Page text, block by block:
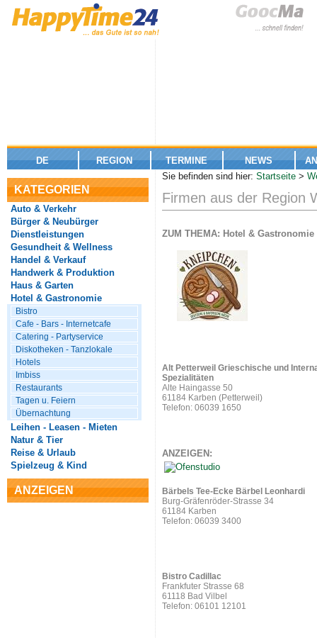
DE REGION TERMINE NEWS
KATEGORIEN
Auto & Verkehr
Bürger & Neubürger
Dienstleistungen
Gesundheit & Wellness
Handel & Verkauf
Handwerk & Produktion
Haus & Garten
Hotel & Gastronomie
Bistro
Cafe - Bars - Internetcafe
Catering - Partyservice
Diskotheken - Tanzlokale
Hotels
Imbiss
Restaurants
Tagen u. Feiern
Übernachtung
Leihen - Leasen - Mieten
Natur & Tier
Reise & Urlaub
Spielzeug & Kind
ANZEIGEN
Sie befinden sind hier: Startseite >
Firmen aus der Region
ZUM THEMA: Hotel & Gastronomie
Alt Petterweil Grieschische und
Spezialitäten
Alte Haingasse 50
61184 Karben (Petterweil)
Telefon: 06039 1650
ANZEIGEN:
Bärbels Tee-Ecke Bärbel Leonhardi
Burg-Gräfenröder-Strasse 34
61184 Karben
Telefon: 06039 3400
Bistro Cadillac
Frankfuter Strasse 68
61118 Bad Vilbel
Telefon: 06101 12101